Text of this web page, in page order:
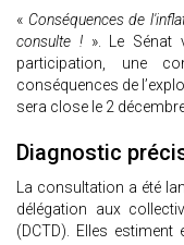
« Conséquences de
consulte ! ». Le
participation, une
conséquences de
sera close le 2
Diagnostic
La consultation a été
délégation aux
(DCTD). Elles